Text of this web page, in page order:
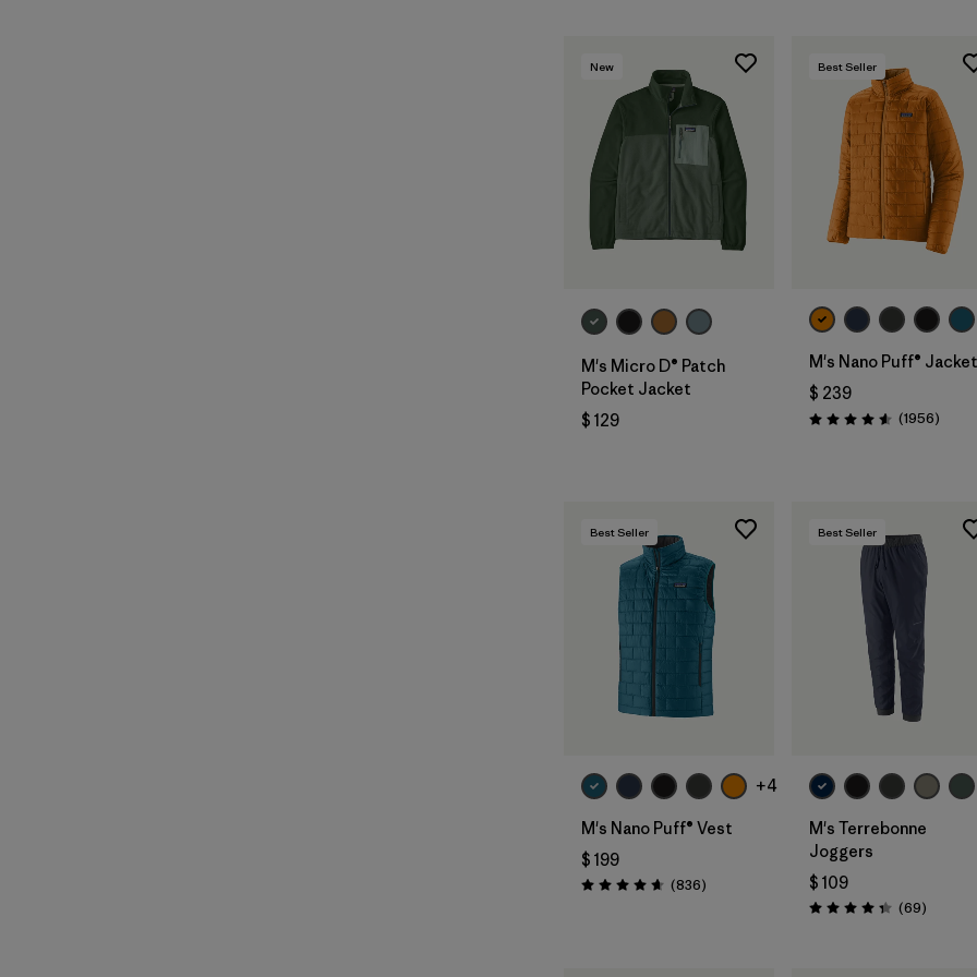
New
M's Micro D® Patch
Pocket Jacket
$ 129
Best Seller
M's Nano Puff® Jacket
$ 239
Valoración: 4.6 / 5
(1956)
Best Seller
+4
M's Nano Puff® Vest
$ 199
Valoración: 4.7 / 5
(836Comentarios
)
Best Seller
M's Terrebonne
Joggers
$ 109
Valoración: 4.3 / 5
(69)